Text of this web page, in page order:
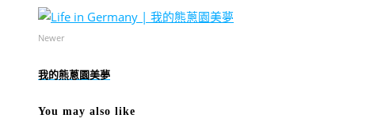
Newer
我的熊蔥園美夢
You may also like